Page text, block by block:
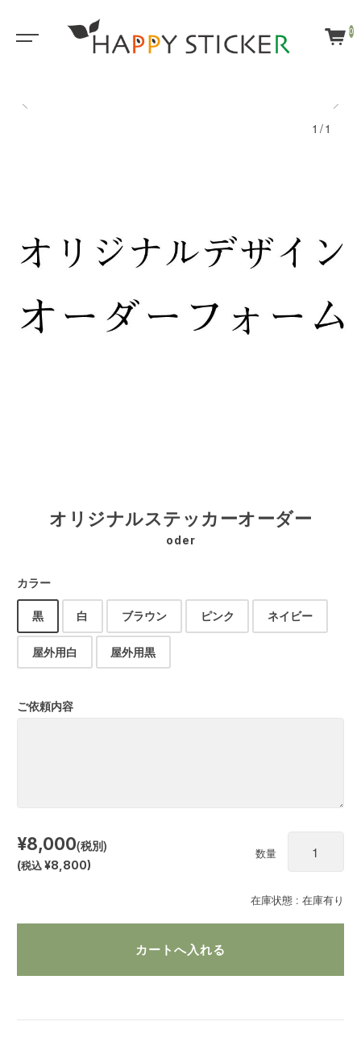
0
1/1
オリジナルステッカーオーダー
oder
カラー
黒 白 ブラウン ピンク ネイビー
屋外用白 屋外用黒
ご依頼内容
在庫状態 : 在庫有り
¥8,000(税別)
(税込¥8,800)
数量